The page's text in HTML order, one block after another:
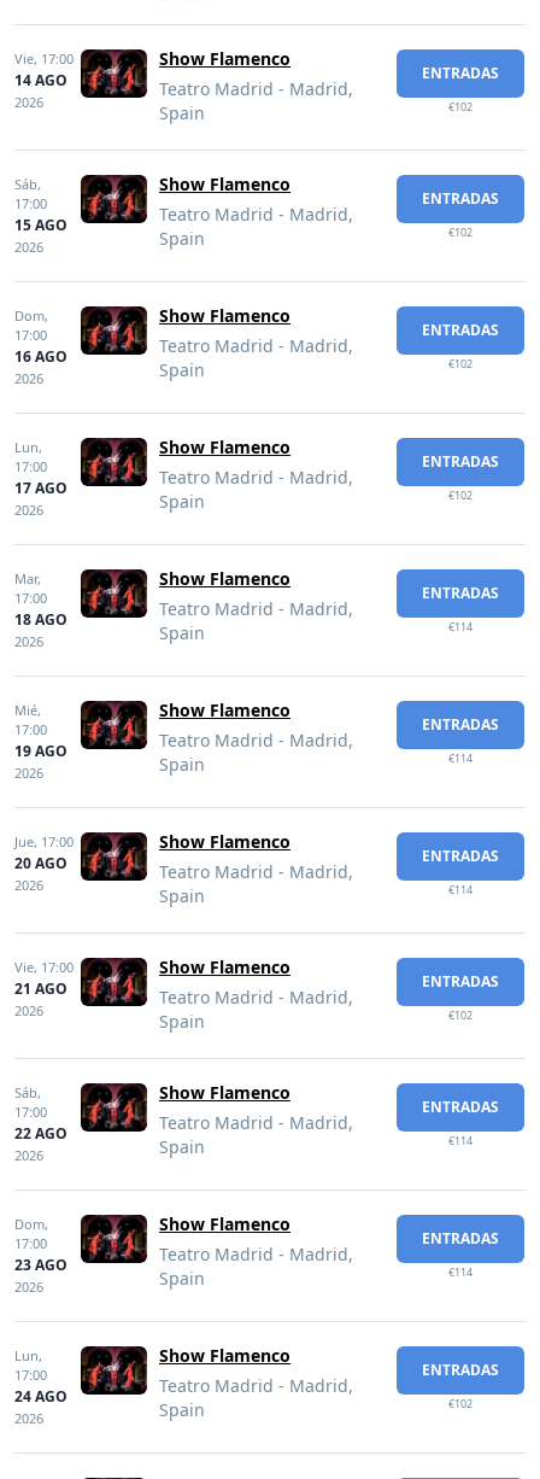
Vie, 17:00
14 AGO
2026
Show Flamenco
Teatro Madrid - Madrid,
Spain
ENTRADAS
€102
Sáb,
17:00
15 AGO
2026
Show Flamenco
Teatro Madrid - Madrid,
Spain
ENTRADAS
€102
Dom,
17:00
16 AGO
2026
Show Flamenco
Teatro Madrid - Madrid,
Spain
ENTRADAS
€102
Lun,
17:00
17 AGO
2026
Show Flamenco
Teatro Madrid - Madrid,
Spain
ENTRADAS
€102
Mar,
17:00
18 AGO
2026
Show Flamenco
Teatro Madrid - Madrid,
Spain
ENTRADAS
€114
Mié,
17:00
19 AGO
2026
Show Flamenco
Teatro Madrid - Madrid,
Spain
ENTRADAS
€114
Jue, 17:00
20 AGO
2026
Show Flamenco
Teatro Madrid - Madrid,
Spain
ENTRADAS
€114
Vie, 17:00
21 AGO
2026
Show Flamenco
Teatro Madrid - Madrid,
Spain
ENTRADAS
€102
Sáb,
17:00
22 AGO
2026
Show Flamenco
Teatro Madrid - Madrid,
Spain
ENTRADAS
€114
Dom,
17:00
23 AGO
2026
Show Flamenco
Teatro Madrid - Madrid,
Spain
ENTRADAS
€114
Lun,
17:00
24 AGO
2026
Show Flamenco
Teatro Madrid - Madrid,
Spain
ENTRADAS
€102